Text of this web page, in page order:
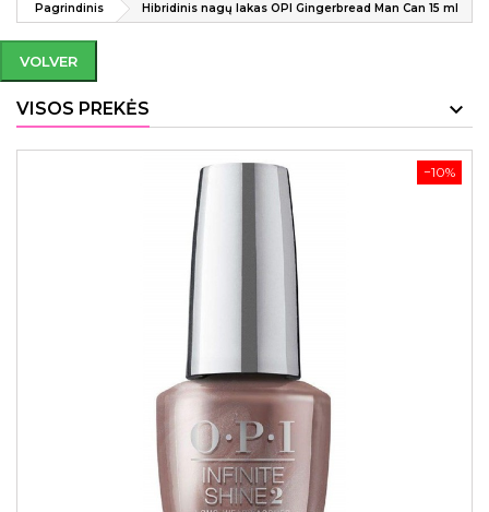
Pagrindinis Hibridinis nagų lakas OPI Gingerbread Man Can 15 ml
VOLVER
VISOS PREKĖS
−10%